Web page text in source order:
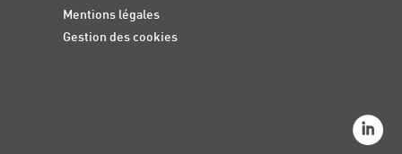
Mentions légales
Gestion des cookies